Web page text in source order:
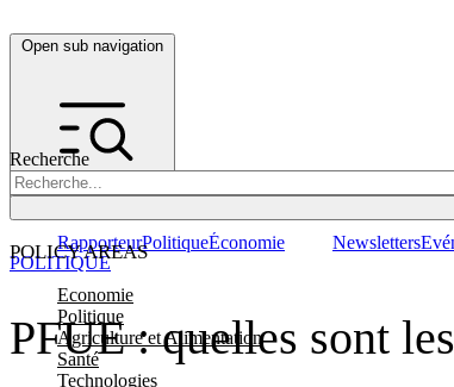
Open sub navigation
Recherche
POLICY AREAS
Economie
Politique
Agriculture et Alimentation
Santé
Technologies
RapporteurPolitiqueÉconomie Newsletters
PFUE : quelles sont
POLITIQUE